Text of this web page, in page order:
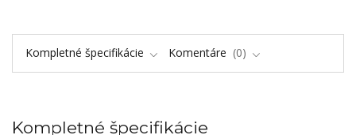
Kompletné špecifikácie Komentáre 0
Kompletné špecifikácie